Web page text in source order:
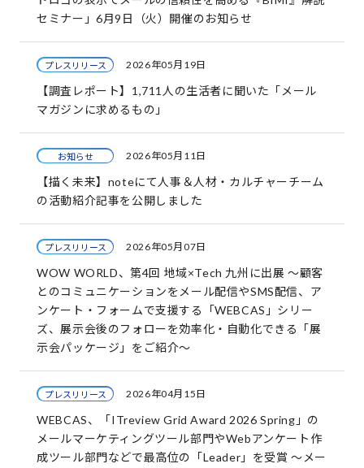
セミナー」6月9日（火）開催のお知らせ
プレスリリース 2026年05月19日
【調査レポート】1,711人の生活者に聞いた「メール
マガジンに求めるもの」
お知らせ 2026年05月11日
【描く未来】noteにて人事＆人材・カルチャーチーム
の活動紹介記事を公開しました
プレスリリース 2026年05月07日
WOW WORLD、第4回 地域×Tech 九州に出展 ～顧客
とのコミュニケーションをメール配信やSMS配信、ア
ンケート・フォームで支援する「WEBCAS」シリー
ズ、展示会後のフォローを効率化・自動化できる「展
示会パッケージ」をご紹介～
プレスリリース 2026年04月15日
WEBCAS、「ITreview Grid Award 2026 Spring」の
メールマーケティングツール部門やWebアンケート作
成ツール部門などで最高位の「Leader」を受賞 ～メー